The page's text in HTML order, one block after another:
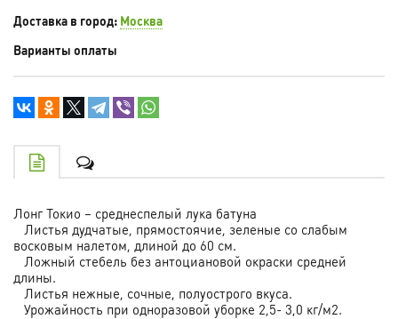
Доставка в город: Москва
Варианты оплаты
Лонг Токио – среднеспелый лука батуна
Листья дудчатые, прямостоячие, зеленые со слабым
восковым налетом, длиной до 60 см.
Ложный стебель без антоциановой окраски средней
длины.
Листья нежные, сочные, полуострого вкуса.
Урожайность при одноразовой уборке 2,5- 3,0 кг/м2.